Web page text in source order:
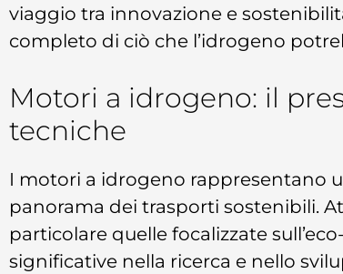
viaggio tra innovazione e
completo di ciò che l’idrogeno
Motori a idrogeno: il
tecniche
I motori a idrogeno rappresentano
panorama dei trasporti sostenibili.
particolare quelle focalizzate
significative nella ricerca e nello